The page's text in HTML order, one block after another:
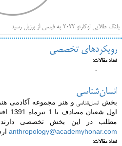
پلنگ طلایی لوکارنو ۲۰۲۲ به فیلمی از برزیل رسید
فهرست فیلم‌های بخش مسابقه جشنواره فیلم ونیز ۲۰۲۲ مشخص شد، سهم پررنگ ایرانی‌ها
بیرون راندن فیلم‌های منتسب به حامیان کرملین از
رویکردهای تخصصی
تعداد مقالات:
0
انسان‌شناسی
بخش انسان‌شناسی و هنر مجموعه آکادمی
اول
مطلب در این بخش تخصصی دارند
anthropology@academyhonar.com
تعداد مقالات: